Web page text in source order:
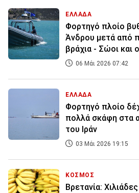
ΕΛΛΑΔΑ
Φορτηγό πλοίο
Άνδρου μετά από
βράχια - Σώοι και
06 Μάι 2026 07:42
ΕΛΛΑΔΑ
Φορτηγό πλοίο
πολλά σκάφη στα
του Ιράν
03 Μάι 2026 19:15
ΚΟΣΜΟΣ
Βρετανία: